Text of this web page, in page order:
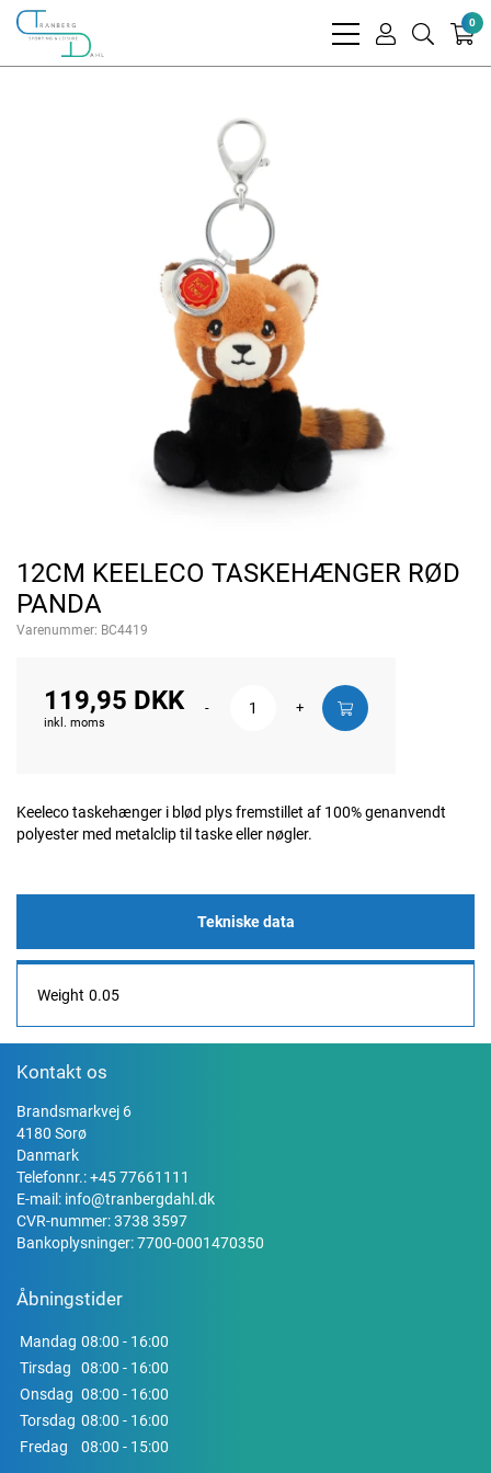
bars
user
search
0
12CM KEELECO TASKEHÆNGER RØD
PANDA
Varenummer: BC4419
119,95 DKK
inkl. moms
- +
Keeleco taskehænger i blød plys fremstillet af 100% genanvendt
polyester med metalclip til taske eller nøgler.
Tekniske data
Weight 0.05
Kontakt os
Brandsmarkvej 6
4180 Sorø
Danmark
Telefonnr.:+45 77661111
E-mail: info@tranbergdahl.dk
CVR-nummer: 3738 3597
Bankoplysninger: 7700-0001470350
Åbningstider
Mandag 08:00 - 16:00
Tirsdag
08:00 - 16:00
Onsdag 08:00 - 16:00
Torsdag 08:00 - 16:00
Fredag
08:00 - 15:00